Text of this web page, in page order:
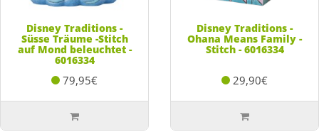
Disney Traditions -
Süsse Träume -Stitch
auf Mond beleuchtet -
6016334
79,95€
Disney Traditions -
Ohana Means Family -
Stitch - 6016334
29,90€